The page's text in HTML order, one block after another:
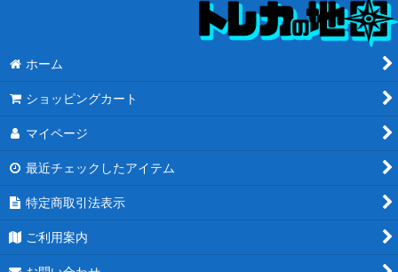
ホーム
ショッピングカート
マイページ
最近チェックしたアイテム
特定商取引法表示
ご利用案内